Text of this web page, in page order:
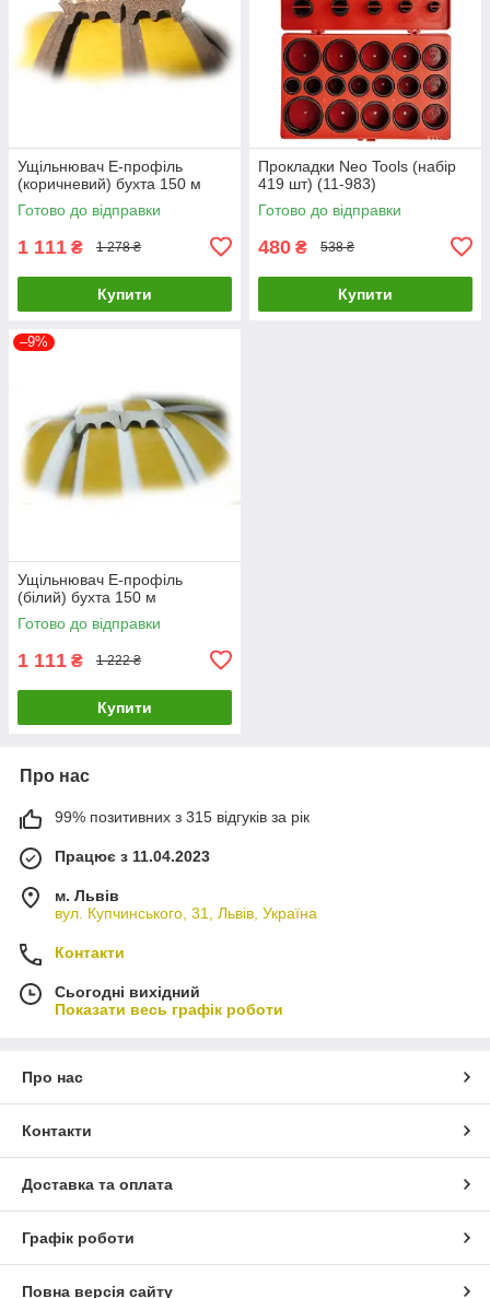
Ущільнювач E-профіль
(коричневий) бухта 150 м
Готово до відправки
1 111 ₴ 1 278 ₴
Купити
Прокладки Neo Tools (набір
419 шт) (11-983)
Готово до відправки
480 ₴ 538 ₴
Купити
–9%
Ущільнювач E-профіль
(білий) бухта 150 м
Готово до відправки
1 111 ₴ 1 222 ₴
Купити
Про нас
99% позитивних з 315 відгуків за рік
Працює з 11.04.2023
м. Львів
вул. Купчинського, 31, Львів, Україна
Контакти
Сьогодні вихідний
Показати весь графік роботи
Про нас
Контакти
Доставка та оплата
Графік роботи
Повна версія сайту